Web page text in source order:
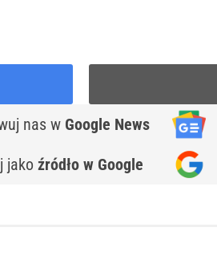
nas w Google News
jako źródło w Google